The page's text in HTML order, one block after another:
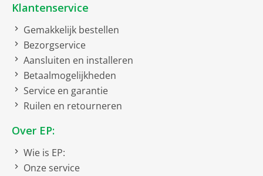
Geluidsniveau
Geluidsniveauklasse
Centrifuge-efficiëntieklasse
Energie efficiëntieklasse
(was/droog cyclus)
Energie efficiëntieklasse
wassen/drogen per 100
cycli
Klantenservice
Gemakkelijk bestellen
Bezorgservice
Aansluiten en installeren
Betaalmogelijkheden
Service en garantie
Ruilen en retourneren
Over EP:
Wie is EP:
Onze service